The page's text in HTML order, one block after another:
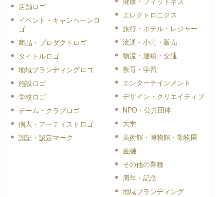
店舗ロゴ
イベント・キャンペーンロ
ゴ
商品・プロダクトロゴ
タイトルロゴ
地域ブランディングロゴ
施設ロゴ
学校ロゴ
チーム・クラブロゴ
個人・アーティストロゴ
認証・認定マーク
エレクトロニクス
旅行・ホテル・レジャー
流通・小売・販売
物流・運輸・交通
教育・学習
エンターテインメント
デザイン・クリエイティブ
NPO・公共団体
大学
美術館・博物館・動物園
金融
その他の業種
周年・記念
地域ブランディング